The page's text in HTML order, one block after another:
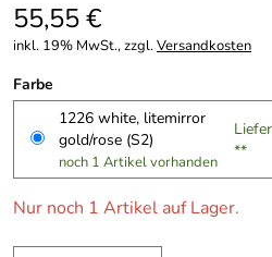
55,55 €
inkl. 19% MwSt., zzgl.Versandkosten
Farbe
1226 white, litemirror
gold/rose (S2)
noch 1 Artikel vorhanden
**
Nur noch 1 Artikel auf Lager.